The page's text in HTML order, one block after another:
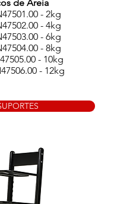
de Areia
- 2kg
- 4kg
- 6kg
- 8kg
- 10kg
- 12kg